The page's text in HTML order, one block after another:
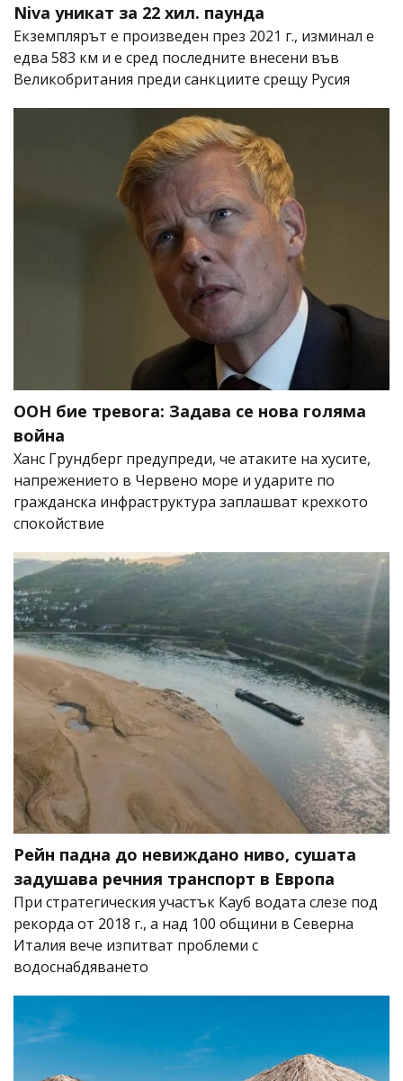
Niva уникат за 22 хил. паунда
Екземплярът е произведен през 2021 г., изминал е
едва 583 км и е сред последните внесени във
Великобритания преди санкциите срещу Русия
ООН бие тревога: Задава се нова голяма
война
Ханс Грундберг предупреди, че атаките на хусите,
напрежението в Червено море и ударите по
гражданска инфраструктура заплашват крехкото
спокойствие
Рейн падна до невиждано ниво, сушата
задушава речния транспорт в Европа
При стратегическия участък Кауб водата слезе под
рекорда от 2018 г., а над 100 общини в Северна
Италия вече изпитват проблеми с
водоснабдяването